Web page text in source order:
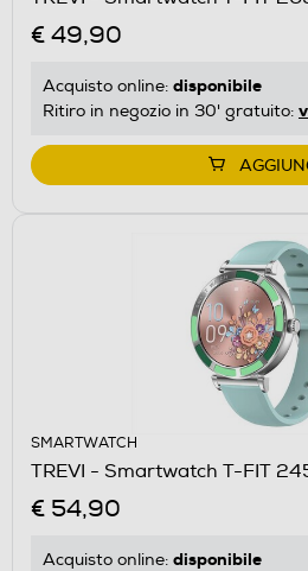
€ 49,90
Acquisto online: disponibile
Ritiro in negozio in 30' gratuito:
SMARTWATCH
TREVI - Smartwatch T-FIT
€ 54,90
Acquisto online: disponibile